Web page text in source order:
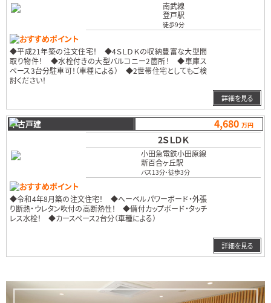
南武線
登戸駅
徒歩9分
詳細を見る
おすすめポイント
◆平成21年築の注文住宅！ ◆4ＳＬＤＫの収納豊富な大型間
取り物件！ ◆水栓付きの大型バルコニー2箇所！ ◆車庫ス
ペース3台分駐車可！（車種による） ◆2世帯住宅としてもご検
討ください！
中古戸建 4,680 万円
2ＳＬＤＫ
小田急電鉄小田原線
新百合ヶ丘駅
バス13分・徒歩3分
詳細を見る
おすすめポイント
◆令和4年8月築の注文住宅！ ◆へーベルパワーボード・外張
り断熱・ウレタン吹付の高断熱性！ ◆備付カップボード・タッチ
レス水栓！ ◆カースペース2台分（車種による）